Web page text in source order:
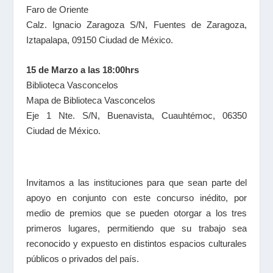
Faro de Oriente
Calz. Ignacio Zaragoza S/N, Fuentes de Zaragoza,
Iztapalapa, 09150 Ciudad de México.
15 de Marzo a las 18:00hrs
Biblioteca Vasconcelos
Mapa de Biblioteca Vasconcelos
Eje 1 Nte. S/N, Buenavista, Cuauhtémoc, 06350
Ciudad de México.
Invitamos a las instituciones para que sean parte del
apoyo en conjunto con este concurso inédito, por
medio de premios que se pueden otorgar a los tres
primeros lugares, permitiendo que su trabajo sea
reconocido y expuesto en distintos espacios culturales
públicos o privados del país.